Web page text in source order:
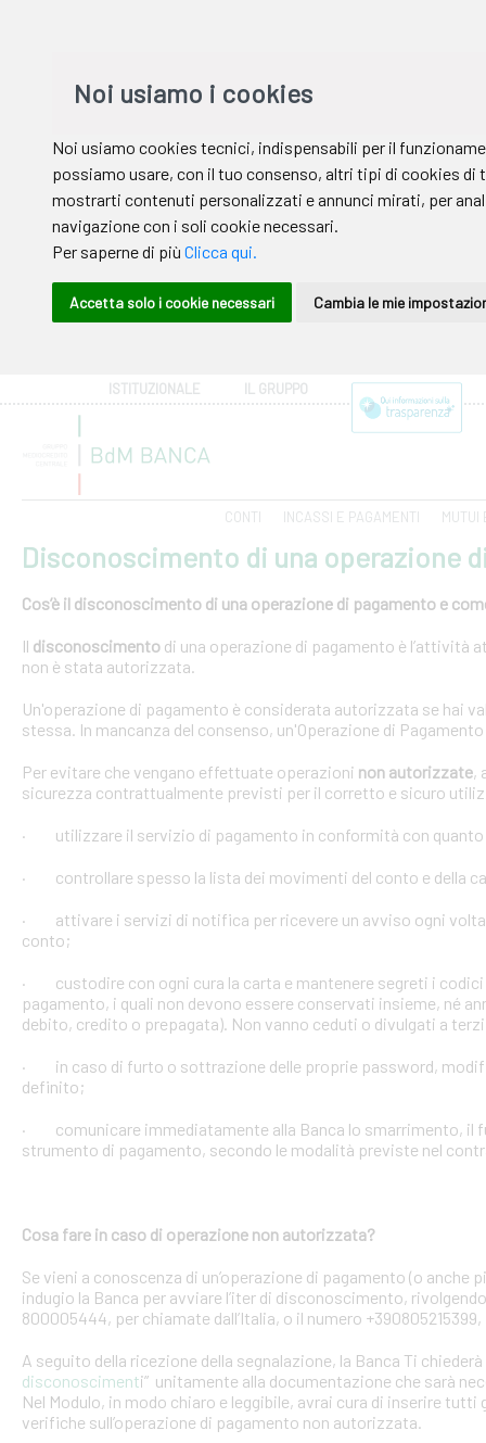
ISTITUZIONALE IL GRUPPO
CONTI INCASSI E PAGAMENTI MUTUI
Disconoscimento di una operazione
Cos’è il disconoscimento di una operazione di pagamento e
Il disconoscimento di una operazione di pagamento è l’attività
non è stata autorizzata.
Un'operazione di pagamento è considerata autorizzata se hai
stessa. In mancanza del consenso, un'Operazione di
Per evitare che vengano effettuate operazioni non autorizzate,
sicurezza contrattualmente previsti per il corretto e sicuro
· utilizzare il servizio di pagamento in conformità con
· controllare spesso la lista dei movimenti del conto e della
· attivare i servizi di notifica per ricevere un avviso ogni
conto;
· custodire con ogni cura la carta e mantenere segreti i
pagamento, i quali non devono essere conservati insieme, né
debito, credito o prepagata). Non vanno ceduti o divulgati a
· in caso di furto o sottrazione delle proprie password,
definito;
· comunicare immediatamente alla Banca lo smarrimento, il
strumento di pagamento, secondo le modalità previste nel
Cosa fare in caso di operazione non autorizzata?
Se vieni a conoscenza di un’operazione di pagamento (o
indugio la Banca per avviare l’iter di disconoscimento,
800005444, per chiamate dall’Italia, o il numero
A seguito della ricezione della segnalazione, la Banca Ti
disconoscimenti” unitamente alla documentazione che sarà
Nel Modulo, in modo chiaro e leggibile, avrai cura di inserire
verifiche sull’operazione di pagamento non autorizzata.